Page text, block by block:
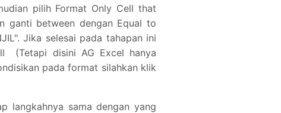
pilih Format Only Cell that
ganti between dengan Equal to
Jika selesai pada tahapan ini
(Tetapi disini AG Excel hanya
pada format silahkan klik
langkahnya sama dengan yang